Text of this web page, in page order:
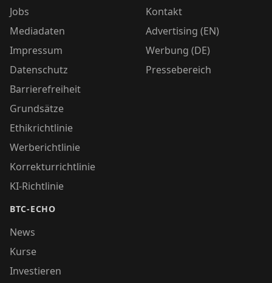
Jobs
Mediadaten
Impressum
Datenschutz
Barrierefreiheit
Grundsätze
Ethikrichtlinie
Werberichtlinie
Korrekturrichtlinie
KI-Richtlinie
BTC-ECHO
News
Kurse
Investieren
Kontakt
Advertising (EN)
Werbung (DE)
Pressebereich